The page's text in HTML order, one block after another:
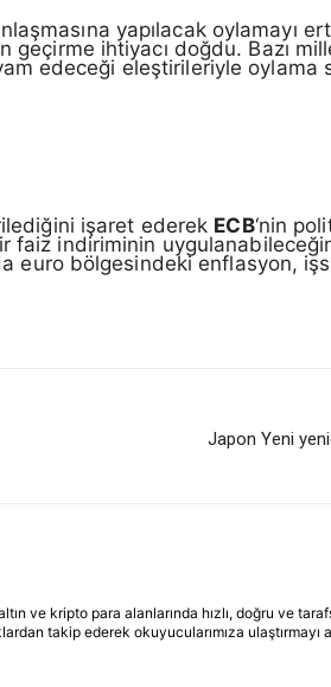
yapılacak oylamayı
ihtiyacı doğdu. Bazı
edeceği eleştirileriyle
işaret ederek ECB‘nin
faiz indiriminin
euro bölgesindeki enflasyon,
Japon Yeni
ve kripto para alanlarında hızlı, doğru ve
takip ederek okuyucularımıza ulaştırmayı